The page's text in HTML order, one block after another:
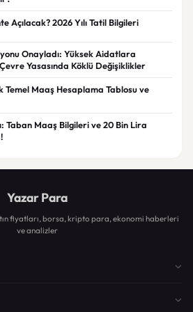
Açılacak? 2026 Yılı Tatil Bilgileri
Onayladı: Yüksek Aidatlara
Yasasında Köklü Değişiklikler
Temel Maaş Hesaplama Tablosu ve
Taban Maaş Bilgileri ve 20 Bin Lira
Yazar Para
fiyatları, borsa, kripto para, ekonomi haberleri
ve analizler